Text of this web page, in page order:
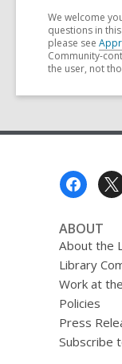
We welcome
questions in
please see
Community-
the user, not
ABOUT
About the
Library
Work at
Policies
Press
Subscribe